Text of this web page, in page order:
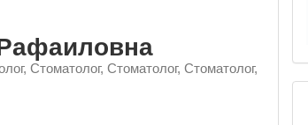
Стоматолог, Стоматолог, Стоматолог,